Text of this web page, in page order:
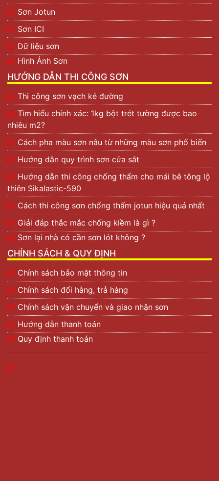
Sơn Jotun
Sơn ICI
Dữ liệu sơn
Hình Ảnh Sơn
HƯỚNG DẪN THI CÔNG SƠN
Thi công sơn vạch kẻ đường
Tìm hiểu chính xác: 1kg bột trét tường được bao
nhiêu m2?
Cách pha màu sơn nâu từ những màu sơn phổ biến
Hướng dẫn quy trình sơn cửa sắt
Hướng dẫn thi công chống thấm cho mái bê tông lộ
thiên Sikalastic-590
Cách thi công sơn chống thấm jotun hiệu quả nhất
Giải đáp thắc mắc chống kiềm là gì ?
Sơn lại nhà có cần sơn lót không ?
CHÍNH SÁCH & QUY ĐỊNH
Chính sách bảo mật thông tin
Chính sách đổi hàng, trả hàng
Chính sách vận chuyển và giao nhận sơn
Hướng dẫn thanh toán
Quy định thanh toán